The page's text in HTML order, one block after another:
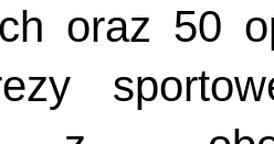
oraz 50